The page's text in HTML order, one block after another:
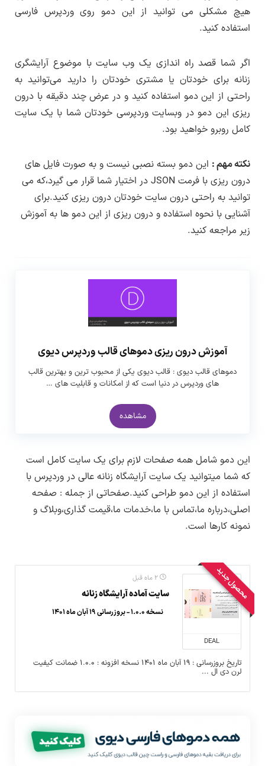
نسخه PHP مورد نیاز :
نسخه ۷.۳ به بالا
نسخه MySQL مورد نیاز :
Max Upload Size : حداقل ۲۵۶ به بالاتر
Memory limit :
حداقل ۲۵۶ به بالاتر
Max Execution Time : حداقل ۱۲۰ به بالاتر
cURL : باید روی سرور فعال باشد
نسخه وردپرس مورد نیاز :
۵ به بالا ( ترجیحا
آخرین نسخه منتشر شده )
پیشنمایش صفحه قیمت گذاری
پیشنمایش صفحه خدمات ما
پیشنمایش صفحه نمونه کارها
پیشنمایش صفحه درباره ما
هیچ مشکلی می توانید از این دمو روی وردپرس فارسی
استفاده کنید.
اگر شما قصد راه اندازی یک وب سایت با موضوع آرایشگری
زنانه برای خودتان یا مشتری خودتان را دارید می‌توانید به
راحتی از این دمو استفاده کنید و در عرض چند دقیقه با درون
ریزی این دمو در وبسایت وردپرسی خودتان شما با یک سایت
کامل روبرو خواهید بود.
نکته مهم : این دمو بسته نصبی نیست و به صورت فایل های
درون ریزی با فرمت JSON در اختیار شما قرار می گیرد،که می
توانید به راحتی درون سایت خودتان درون ریزی کنید.برای
آشنایی با نحوه استفاده و درون ریزی از این دمو ها به آموزش
زیر مراجعه کنید.
آموزش درون ریزی دموهای قالب وردپرس دیوی
دموهای قالب دیوی : قالب دیوی یکی از محبوب ترین و بهترین قالب
های وردپرس در دنیا است که از امکانات و قابلیت های …
مشاهده
این دمو شامل همه صفحات لازم برای یک سایت کامل است
که شما میتوانید یک سایت آرایشگاه زنانه عالی در وردپرس با
استفاده از این دمو طراحی کنید.صفحاتی از جمله : صفحه
اصلی،درباره ما،تماس با ما،خدمات ما،قیمت گذاری،وبلاگ و
نمونه کارها است.
محصول جدید
DEAL
سایت آماده آرایشگاه زنانه
نسخه ۱.۰.۰ - بروزرسانی ۱۹ آبان ماه ۱۴۰۱
تاریخ بروزرسانی : ۱۹ آبان ماه ۱۴۰۱ نسخه افزونه : ۱.۰.۰ ضمانت کیفیت
لرن دی ال ...